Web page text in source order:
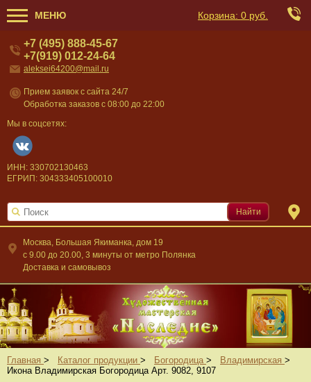
МЕНЮ Корзина: 0 руб.
Москва, Большая Якиманка, дом 19
c 9.00 до 20.00, 3 минуты от метро Полянка
Доставка и самовывоз
+7 (495) 888-45-67
+7(919) 012-24-64
aleksei64200@mail.ru
Прием заявок с сайта 24/7
Обработка заказов с 08:00 до 22:00
Мы в соцсетях:
ИНН: 330702130463
ЕГРИП: 304333405100010
Найти
Главная > Каталог продукции > Богородица > Владимирская >
Икона Владимирская Богородица Арт. 9082, 9107